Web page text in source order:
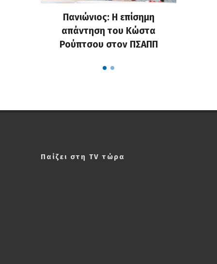
Πανιώνιος: Η επίσημη
απάντηση του Κώστα
Ρούπτσου στον ΠΣΑΠΠ
Παίζει στη TV τώρα